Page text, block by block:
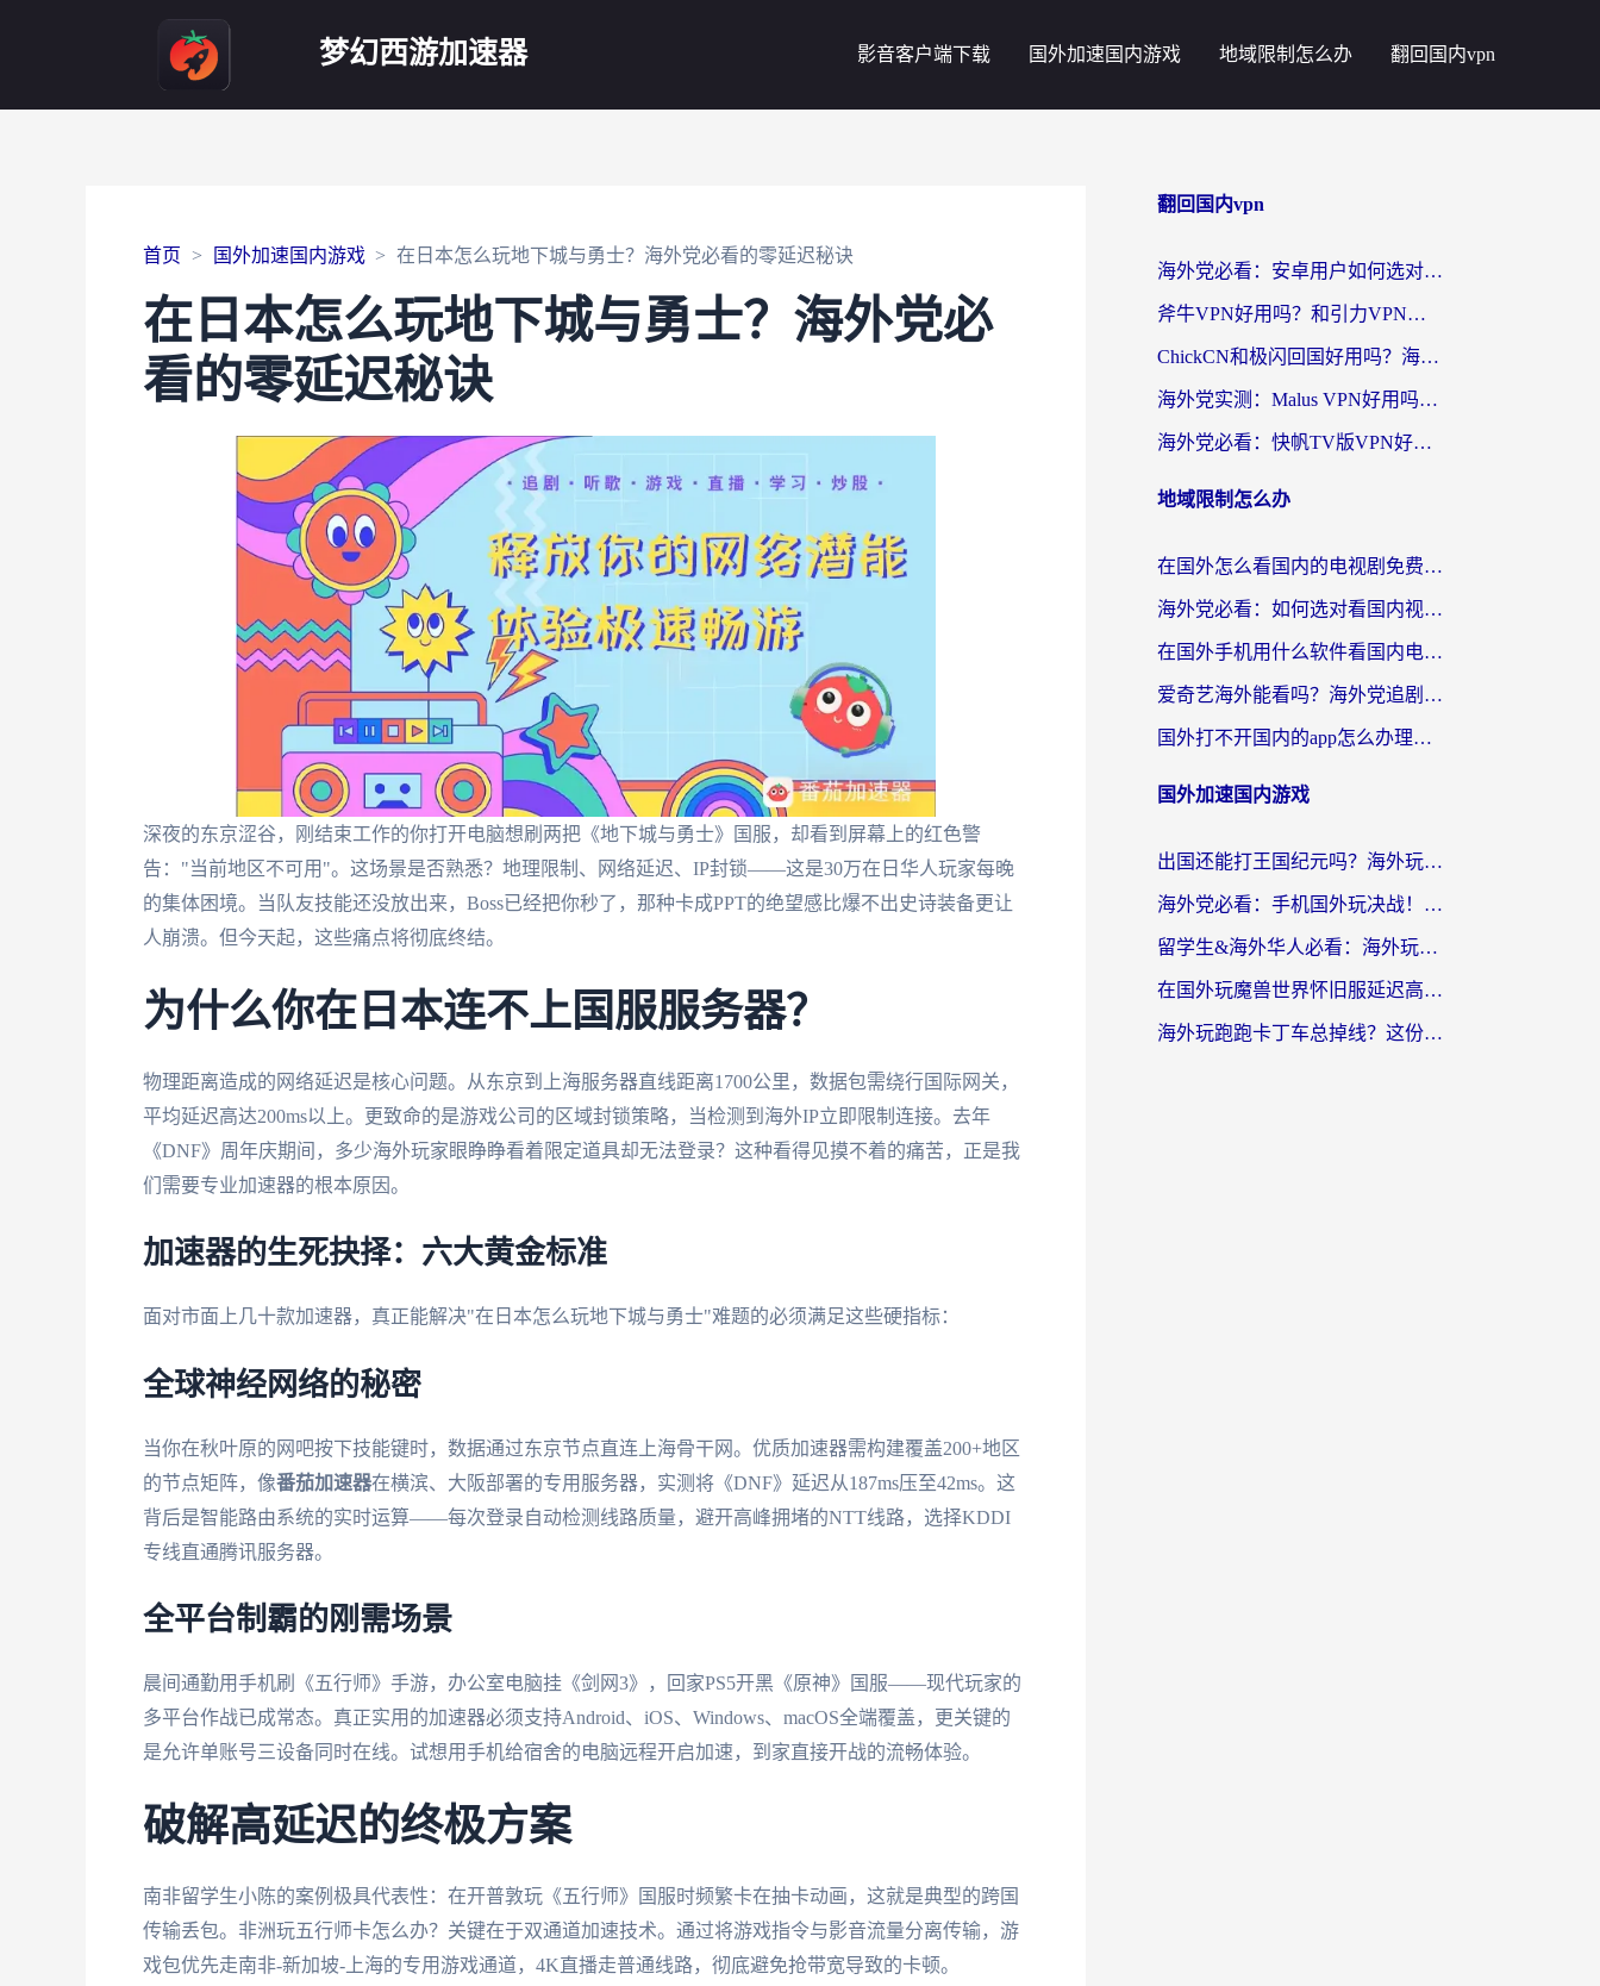
梦幻西游加速器 影音客户端下载 国外加速国内游戏 地域限制怎么办 翻回国内vpn
首页 国外加速国内游戏 在日本怎么玩地下城与勇士？海外党必看的零延迟秘诀
在日本怎么玩地下城与勇士？海外党必
看的零延迟秘诀
深夜的东京涩谷，刚结束工作的你打开电脑想刷两把《地下城与勇士》国服，却看到屏幕上的红色警
告："当前地区不可用"。这场景是否熟悉？地理限制、网络延迟、IP封锁——这是30万在日华人玩家每晚
的集体困境。当队友技能还没放出来，Boss已经把你秒了，那种卡成PPT的绝望感比爆不出史诗装备更让
人崩溃。但今天起，这些痛点将彻底终结。
为什么你在日本连不上国服服务器？
物理距离造成的网络延迟是核心问题。从东京到上海服务器直线距离1700公里，数据包需绕行国际网关，
平均延迟高达200ms以上。更致命的是游戏公司的区域封锁策略，当检测到海外IP立即限制连接。去年
《DNF》周年庆期间，多少海外玩家眼睁睁看着限定道具却无法登录？这种看得见摸不着的痛苦，正是我
们需要专业加速器的根本原因。
加速器的生死抉择：六大黄金标准
面对市面上几十款加速器，真正能解决"在日本怎么玩地下城与勇士"难题的必须满足这些硬指标：
全球神经网络的秘密
当你在秋叶原的网吧按下技能键时，数据通过东京节点直连上海骨干网。优质加速器需构建覆盖200+地区
的节点矩阵，像番茄加速器在横滨、大阪部署的专用服务器，实测将《DNF》延迟从187ms压至42ms。这
背后是智能路由系统的实时运算——每次登录自动检测线路质量，避开高峰拥堵的NTT线路，选择KDDI
专线直通腾讯服务器。
全平台制霸的刚需场景
晨间通勤用手机刷《五行师》手游，办公室电脑挂《剑网3》，回家PS5开黑《原神》国服——现代玩家的
多平台作战已成常态。真正实用的加速器必须支持Android、iOS、Windows、macOS全端覆盖，更关键的
是允许单账号三设备同时在线。试想用手机给宿舍的电脑远程开启加速，到家直接开战的流畅体验。
破解高延迟的终极方案
南非留学生小陈的案例极具代表性：在开普敦玩《五行师》国服时频繁卡在抽卡动画，这就是典型的跨国
传输丢包。非洲玩五行师卡怎么办？关键在于双通道加速技术。通过将游戏指令与影音流量分离传输，游
戏包优先走南非-新加坡-上海的专用游戏通道，4K直播走普通线路，彻底避免抢带宽导致的卡顿。
翻回国内vpn
海外党必看：安卓用户如何选对回国VPN？从踩坑到无缝访问的全攻略
斧牛VPN好用吗？和引力VPN对比哪个回国效果更好？海外党亲测3款加速器+避坑指南
ChickCN和极闪回国好用吗？海外党亲测3款加速器，教你选对不踩坑
海外党实测：Malus VPN好用吗？和回国VPN对比哪个回国效果更好？附真实体验与加速器推荐
海外党必看：快帆TV版VPN好用吗？和豌豆IP VPN对比哪个回国效果更好？附真实体验与选择指南
地域限制怎么办
在国外怎么看国内的电视剧免费？留学生亲测有效的回国加速器选择指南
海外党必看：如何选对看国内视频VPN，轻松解决12123登录难题？
在国外手机用什么软件看国内电视剧？海外党亲测的实用指南
爱奇艺海外能看吗？海外党追剧看电影的终极回国加速器指南
国外打不开国内的app怎么办理？3步选对加速器，刷剧办业务都不愁
国外加速国内游戏
出国还能打王国纪元吗？海外玩家国服游戏畅玩终极指南
海外党必看：手机国外玩决战！平安京加速器推荐——解决延迟卡顿的终极方案
留学生&海外华人必看：海外玩原神不卡顿的秘密——原神加速器选择与使用全攻略
在国外玩魔兽世界怀旧服延迟高怎么办？老玩家亲测有效的加速器选择指南
海外玩跑跑卡丁车总掉线？这份境外加速指南帮你零延迟漂移！